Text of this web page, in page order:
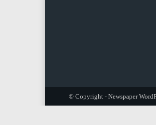
© Copyright - Newspaper